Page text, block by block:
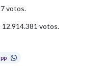
votos.
12.914.381 votos.